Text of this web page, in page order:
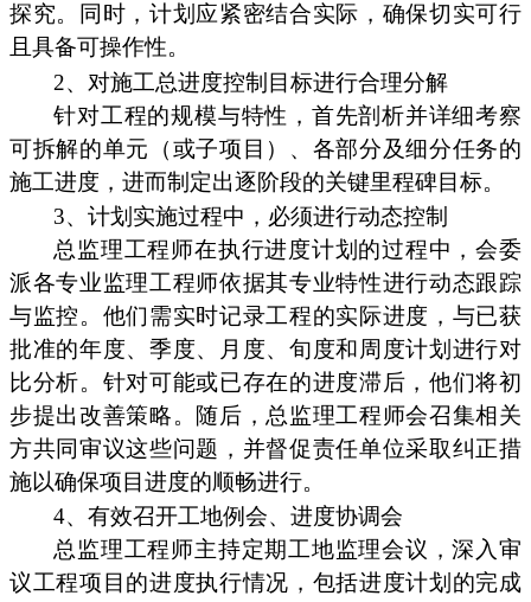
探究。同时，计划应紧密结合实际，确保切实可行
且具备可操作性。
2、对施工总进度控制目标进行合理分解
针对工程的规模与特性，首先剖析并详细考察
可拆解的单元（或子项目）、各部分及细分任务的
施工进度，进而制定出逐阶段的关键里程碑目标。
3、计划实施过程中，必须进行动态控制
总监理工程师在执行进度计划的过程中，会委
派各专业监理工程师依据其专业特性进行动态跟踪
与监控。他们需实时记录工程的实际进度，与已获
批准的年度、季度、月度、旬度和周度计划进行对
比分析。针对可能或已存在的进度滞后，他们将初
步提出改善策略。随后，总监理工程师会召集相关
方共同审议这些问题，并督促责任单位采取纠正措
施以确保项目进度的顺畅进行。
4、有效召开工地例会、进度协调会
总监理工程师主持定期工地监理会议，深入审
议工程项目的进度执行情况，包括进度计划的完成